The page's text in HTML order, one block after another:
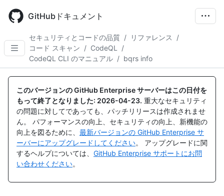
main
GitHubドキュメント
セキュリティとコードの品質 / リファレンス
/
コード スキャン / CodeQL
/
CodeQL CLI のマニュアル / bqrs info
このバージョンの GitHub Enterprise サーバーはこの日付を
もって終了となりました: 2026-04-23. 重大なセキュリティ
の問題に対してであっても、パッチリリースは作成されませ
ん。 パフォーマンスの向上、セキュリティの向上、新機能の
向上を図るために、 最新バージョンの GitHub Enterprise サ
ーバーにアップグレードしてください。 アップグレードに関
するヘルプについては、 GitHub Enterprise サポートにお問
い合わせください。